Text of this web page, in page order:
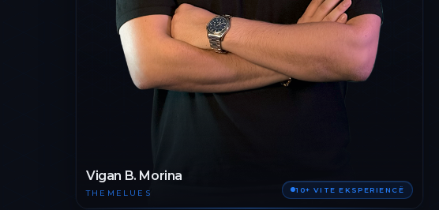
Vigan B. Morina
THEMELUES 10+ VITE EKSPERIENCË